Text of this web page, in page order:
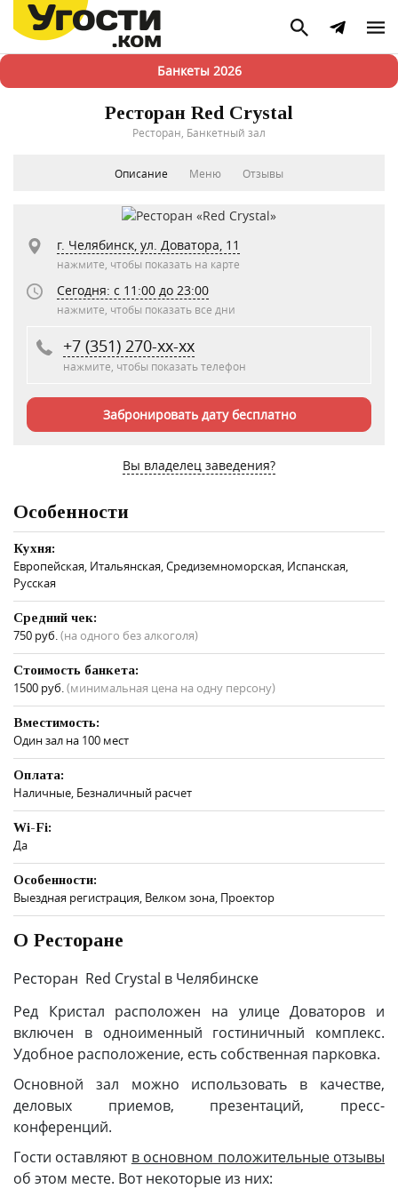
Банкеты 2026
Ресторан Red Crystal
Ресторан, Банкетный зал
Описание Меню Отзывы
г. Челябинск, ул. Доватора, 11
нажмите, чтобы показать на карте
Сегодня: c 11:00 до 23:00
нажмите, чтобы показать все дни
+7 (351) 270-xx-xx
нажмите, чтобы показать телефон
Забронировать дату бесплатно
Вы владелец заведения?
Особенности
Кухня:
Европейская, Итальянская, Средиземноморская, Испанская,
Русская
Средний чек:
750 руб.(на одного без алкоголя)
Стоимость банкета:
1500 руб.(минимальная цена на одну персону)
Вместимость:
Один зал на 100 мест
Оплата:
Наличные, Безналичный расчет
Wi-Fi:
Да
Особенности:
Выездная регистрация, Велком зона, Проектор
О Ресторане
Ресторан Red Crystal в Челябинске
Ред Кристал расположен на улице Доваторов и
включен в одноименный гостиничный комплекс.
Удобное расположение, есть собственная парковка.
Основной зал можно использовать в качестве,
деловых приемов, презентаций, пресс-
конференций.
Гости оставляют в основном положительные отзывы
об этом месте. Вот некоторые из них: